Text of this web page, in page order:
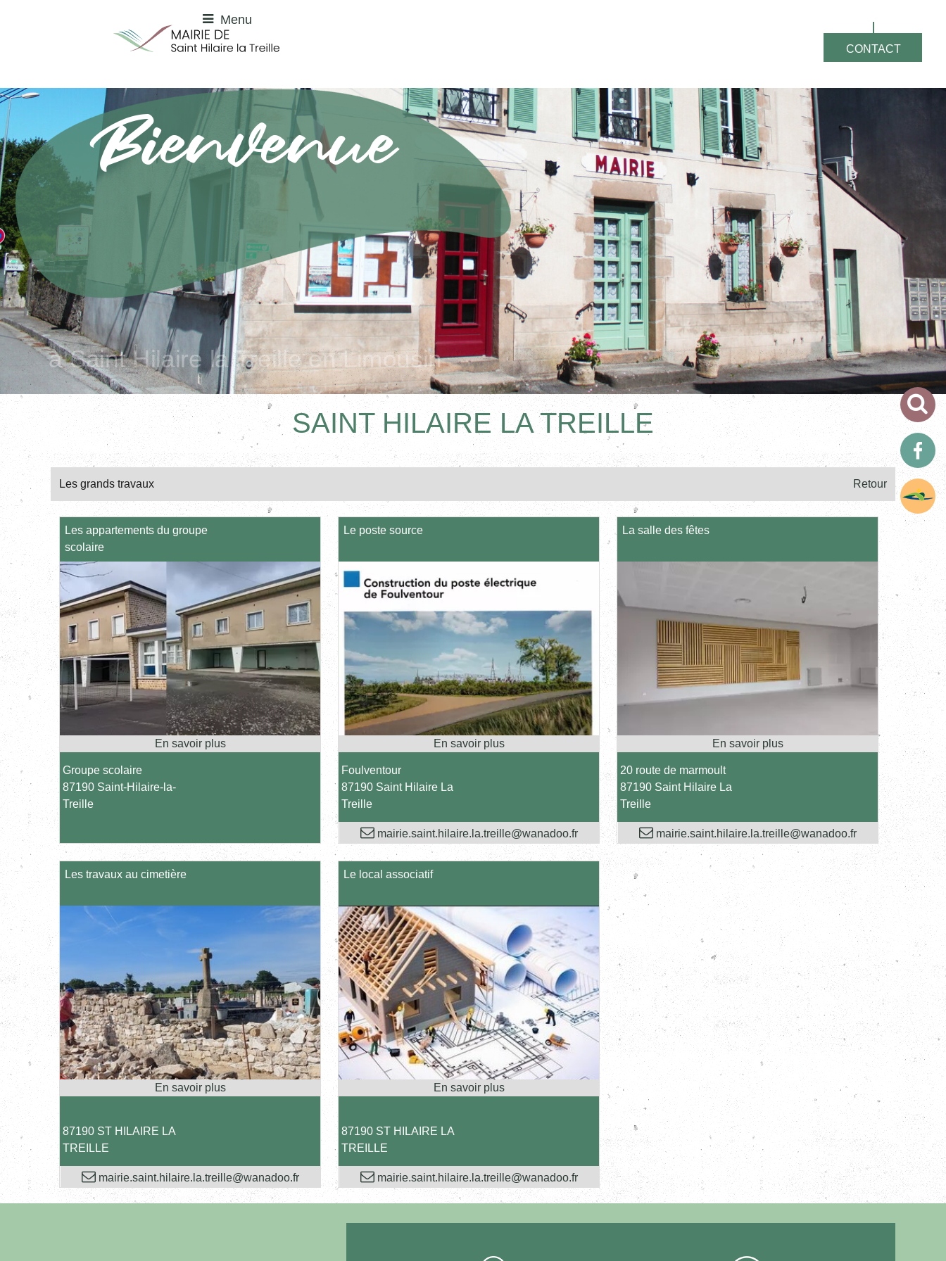
CONTACT
Menu
Bienvenue
à Saint Hilaire la Treille en Limousin
SAINT HILAIRE LA TREILLE
Les grands travaux Retour
Les appartements du groupe
scolaire
Groupe scolaire
87190 Saint-Hilaire-la-
Treille
Le poste source
Foulventour
87190 Saint Hilaire La
Treille
mairie.saint.hilaire.la.treille@wanadoo.fr
La salle des fêtes
20 route de marmoult
87190 Saint Hilaire La
Treille
mairie.saint.hilaire.la.treille@wanadoo.fr
Les travaux au cimetière
87190 ST HILAIRE LA
TREILLE
mairie.saint.hilaire.la.treille@wanadoo.fr
Le local associatif
87190 ST HILAIRE LA
TREILLE
mairie.saint.hilaire.la.treille@wanadoo.fr